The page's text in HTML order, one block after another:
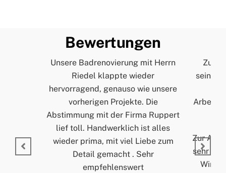
Bewertungen
Unsere Badrenovierung mit Herrn
Riedel klappte wieder
hervorragend, genauso wie unsere
vorherigen Projekte. Die
Abstimmung mit der Firma Ruppert
lief toll. Handwerklich ist alles
wieder prima, mit viel Liebe zum
Detail gemacht . Sehr
empfehlenswert
Zur
seinem
Zur
sehr
Wir